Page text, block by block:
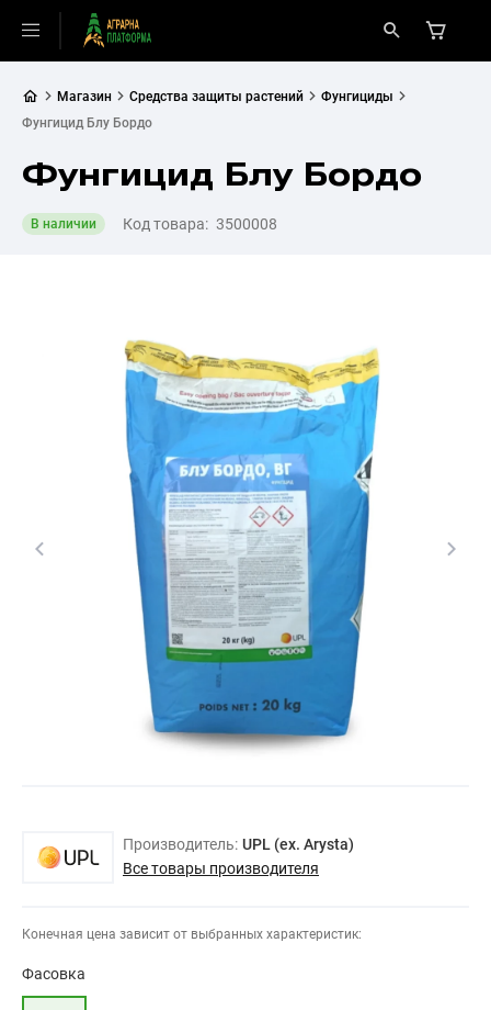
Магазин Средства защиты растений
Фунгициды
Фунгицид Блу Бордо
Фунгицид Блу Бордо
В наличии Код товара: 3500008
Производитель: UPL (ex. Arysta)
Все товары производителя
Конечная цена зависит от выбранных характеристик:
Фасовка